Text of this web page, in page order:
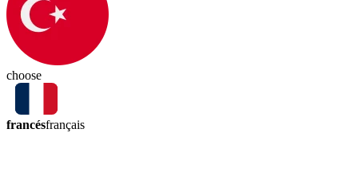
choose
francésfrançais